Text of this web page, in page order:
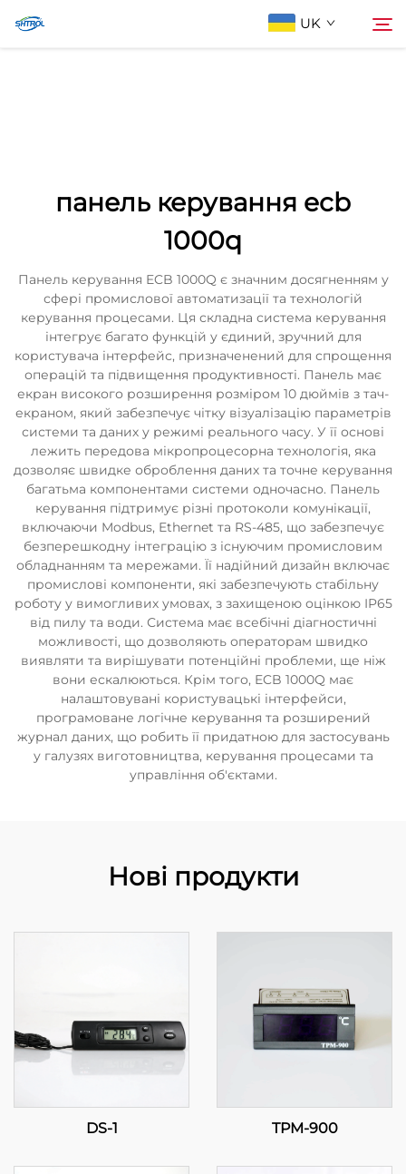
UK
панель керування ecb
1000q
Панель керування ECB 1000Q є значним досягненням у
сфері промислової автоматизації та технологій
керування процесами. Ця складна система керування
інтегрує багато функцій у єдиний, зручний для
користувача інтерфейс, призначенений для спрощення
операцій та підвищення продуктивності. Панель має
екран високого розширення розміром 10 дюймів з тач-
екраном, який забезпечує чітку візуалізацію параметрів
системи та даних у режимі реального часу. У її основі
лежить передова мікропроцесорна технологія, яка
дозволяє швидке оброблення даних та точне керування
багатьма компонентами системи одночасно. Панель
керування підтримує різні протоколи комунікації,
включаючи Modbus, Ethernet та RS-485, що забезпечує
безперешкодну інтеграцію з існуючим промисловим
обладнанням та мережами. Її надійний дизайн включає
промислові компоненти, які забезпечують стабільну
роботу у вимогливих умовах, з захищеною оцінкою IP65
від пилу та води. Система має всебічні діагностичні
можливості, що дозволяють операторам швидко
виявляти та вирішувати потенційні проблеми, ще ніж
вони ескалюються. Крім того, ECB 1000Q має
налаштовувані користувацькі інтерфейси,
програмоване логічне керування та розширений
журнал даних, що робить її придатною для застосувань
у галузях виготовництва, керування процесами та
управління об'єктами.
Нові продукти
DS-1 TPM-900